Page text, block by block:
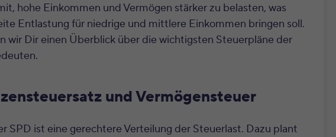
hohe Einkommen und Vermögen stärker zu belasten, was
Entlastung für niedrige und mittlere Einkommen bringen soll.
wir Dir einen Überblick über die wichtigsten Steuerpläne der
und Vermögensteuer
SPD ist eine gerechtere Verteilung der Steuerlast. Dazu plant